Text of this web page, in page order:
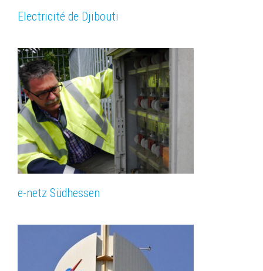
Electricité de Djibouti
e-netz Südhessen